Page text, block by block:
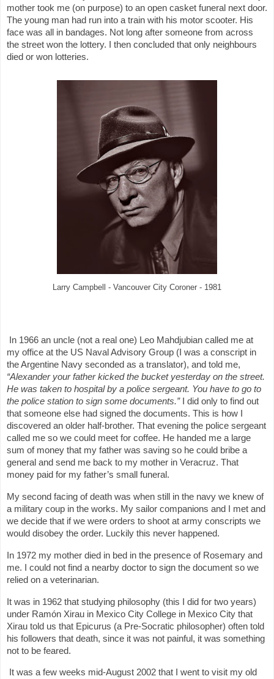
mother took me (on purpose) to an open casket funeral next door.
The young man had run into a train with his motor scooter. His
face was all in bandages. Not long after someone from across
the street won the lottery. I then concluded that only neighbours
died or won lotteries.
Larry Campbell - Vancouver City Coroner - 1981
In 1966 an uncle (not a real one) Leo Mahdjubian called me at
my office at the US Naval Advisory Group (I was a conscript in
the Argentine Navy seconded as a translator), and told me,
“Alexander your father kicked the bucket yesterday on the street.
He was taken to hospital by a police sergeant. You have to go to
the police station to sign some documents.”I did only to find out
that someone else had signed the documents. This is how I
discovered an older half-brother. That evening the police sergeant
called me so we could meet for coffee. He handed me a large
sum of money that my father was saving so he could bribe a
general and send me back to my mother in Veracruz. That
money paid for my father’s small funeral.
My second facing of death was when still in the navy we knew of
a military coup in the works. My sailor companions and I met and
we decide that if we were orders to shoot at army conscripts we
would disobey the order. Luckily this never happened.
In 1972 my mother died in bed in the presence of Rosemary and
me. I could not find a nearby doctor to sign the document so we
relied on a veterinarian.
It was in 1962 that studying philosophy (this I did for two years)
under Ramón Xirau in Mexico City College in Mexico City that
Xirau told us that Epicurus (a Pre-Socratic philosopher) often told
his followers that death, since it was not painful, it was something
not to be feared.
It was a few weeks mid-August 2002 that I went to visit my old